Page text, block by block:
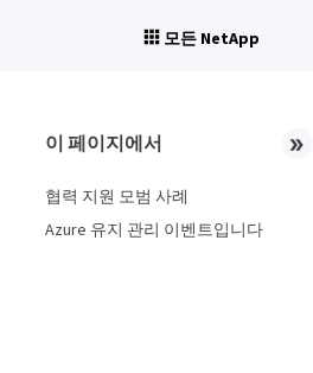
모든 NetApp
이 페이지에서
협력 지원 모범 사례
Azure 유지 관리 이벤트입니다